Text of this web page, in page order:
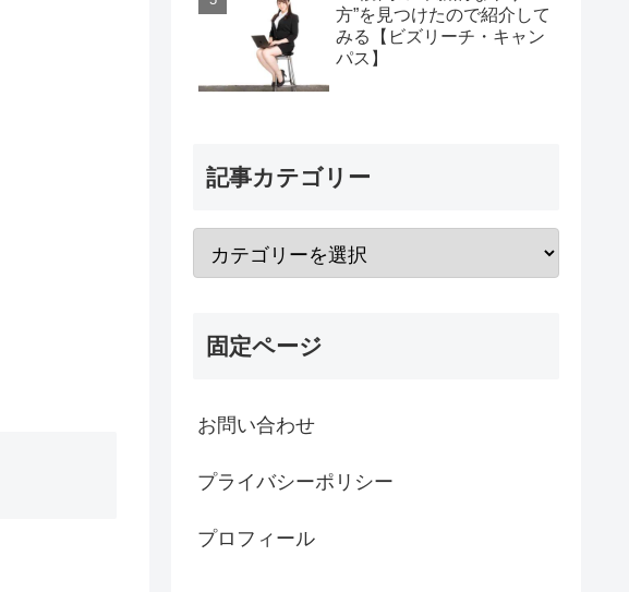
方”を見つけたので紹介して
みる【ビズリーチ・キャン
パス】
記事カテゴリー
固定ページ
お問い合わせ
プライバシーポリシー
プロフィール